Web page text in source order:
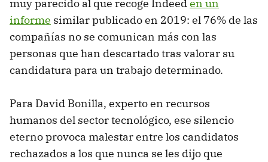
muy parecido al que recoge Indeeden un
informe similar publicado en 2019: el 76% de las
compañías no se comunican más con las
personas que han descartado tras valorar su
candidatura para un trabajo determinado.
Para David Bonilla, experto en recursos
humanos del sector tecnológico, ese silencio
eterno provoca malestar entre los candidatos
rechazados a los que nunca se les dijo que